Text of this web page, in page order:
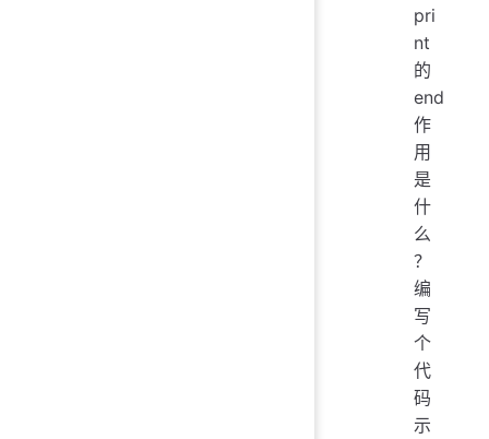
pri
nt
的
end
作
用
是
什
么
？
编
写
个
代
码
示